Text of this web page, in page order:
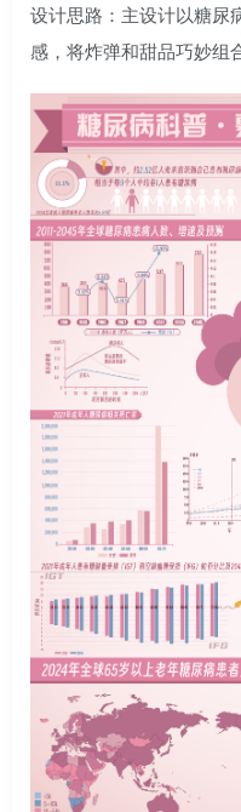
设计思路：主设计以糖尿
感，将炸弹和甜品巧妙组